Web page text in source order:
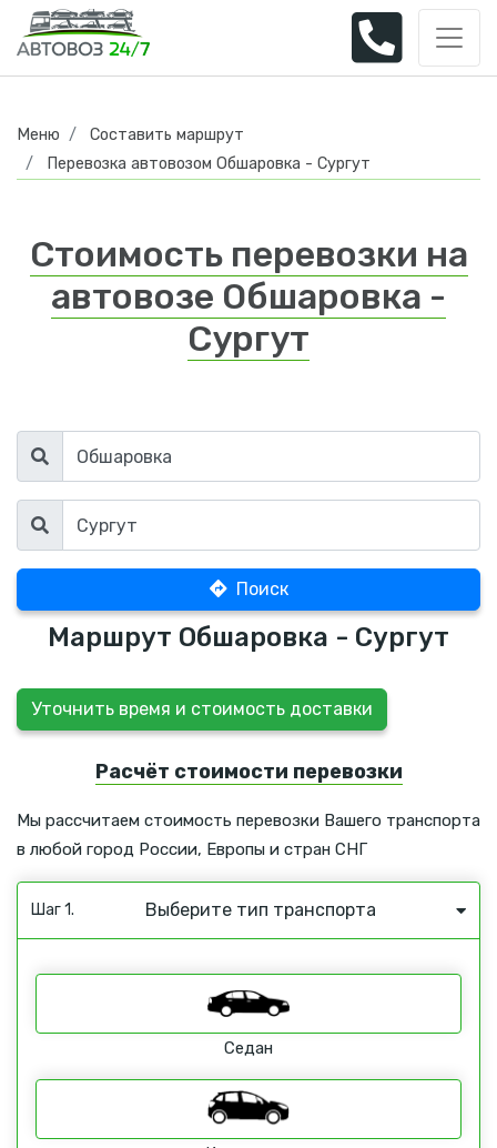
Меню
Составить маршрут
Перевозка автовозом Обшаровка - Сургут
Стоимость перевозки на
автовозе Обшаровка -
Сургут
Поиск
Маршрут Обшаровка - Сургут
Уточнить время и стоимость доставки
Расчёт стоимости перевозки
Мы рассчитаем стоимость перевозки Вашего транспорта
в любой город России, Европы и стран СНГ
Шаг 1. Выберите тип транспорта
Седан